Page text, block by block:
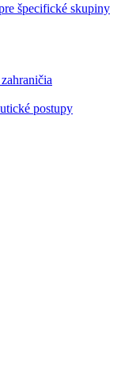
špecifické skupiny
postupy